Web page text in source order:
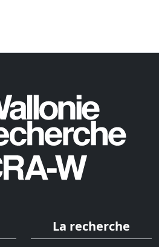
La recherche